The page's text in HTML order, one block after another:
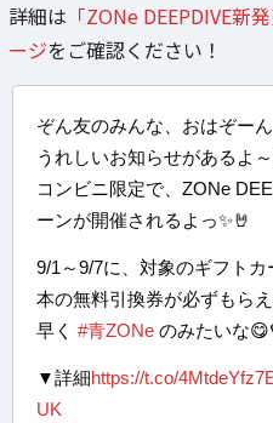
詳細は 「ZONe DEEPDIVE新
ージをご確認ください！
ぞん友のみんな、おはぞーん
うれしいお知らせがあるよ
コンビニ限定で、ZONe
ーンが開催されるよっ✨🤘
9/1～9/7に、対象のギフト
本の無料引換券が必ずもら
早く #青ZONe のみたいな
▼詳細https://t.co/
UK